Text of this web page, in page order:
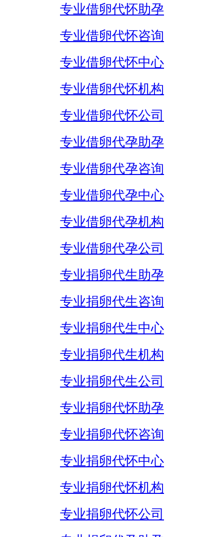
专业借卵代怀助孕
专业借卵代怀咨询
专业借卵代怀中心
专业借卵代怀机构
专业借卵代怀公司
专业借卵代孕助孕
专业借卵代孕咨询
专业借卵代孕中心
专业借卵代孕机构
专业借卵代孕公司
专业捐卵代生助孕
专业捐卵代生咨询
专业捐卵代生中心
专业捐卵代生机构
专业捐卵代生公司
专业捐卵代怀助孕
专业捐卵代怀咨询
专业捐卵代怀中心
专业捐卵代怀机构
专业捐卵代怀公司